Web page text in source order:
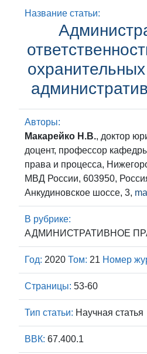
Название статьи:
Авторы:
Макарейко Н.В., доктор
доцент, профессор
права и процесса,
МВД России, 603950,
Анкудиновское шоссе, 3,
В рубрике:
АДМИНИСТРАТИВНОЕ
Год: 2020 Том: 21 Номер
Страницы: 53-60
Тип статьи: Научная статья
ВВК: 67.400.1